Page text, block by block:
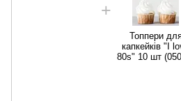
Топпери
капкейків "I
80s" 10 шт